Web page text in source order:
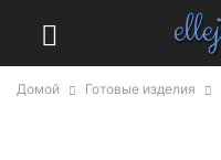
Домой Готовые изделия